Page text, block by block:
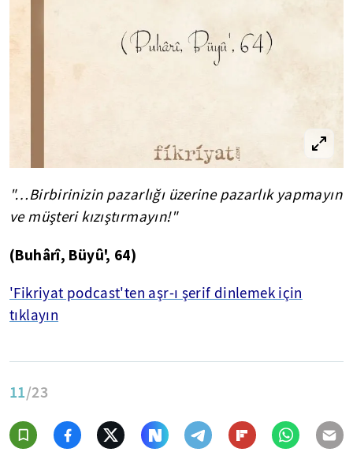
"…Birbirinizin pazarlığı üzerine pazarlık yapmayın
ve müşteri kızıştırmayın!"
(Buhârî, Büyû', 64)
'Fikriyat podcast'ten aşr-ı şerif dinlemek için
tıklayın
11/23